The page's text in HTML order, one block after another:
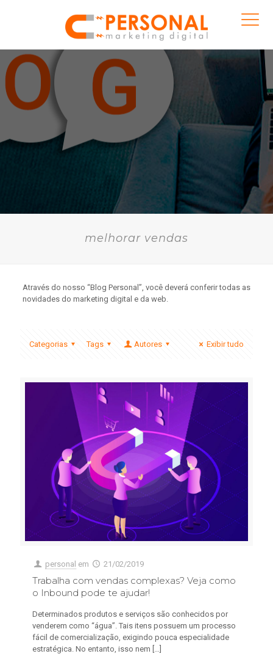
melhorar vendas
Através do nosso “Blog Personal”, você deverá conferir todas as
novidades do marketing digital e da web.
Categorias Tags Autores Exibir tudo
personal em 21/02/2019
Trabalha com vendas complexas? Veja como
o Inbound pode te ajudar!
Determinados produtos e serviços são conhecidos por
venderem como “água”. Tais itens possuem um processo
fácil de comercialização, exigindo pouca especialidade
estratégica. No entanto, isso nem […]